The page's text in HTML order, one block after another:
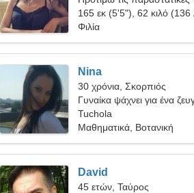
καταδύσεις
165 εκ (5'5"), 62 κιλό (136
Φιλία
Nina
30 χρόνια, Σκορπιός
Γυναίκα ψάχνει για ένα
Tuchola
Μαθηματικά, Βοτανική
David
45 ετών, Ταύρος